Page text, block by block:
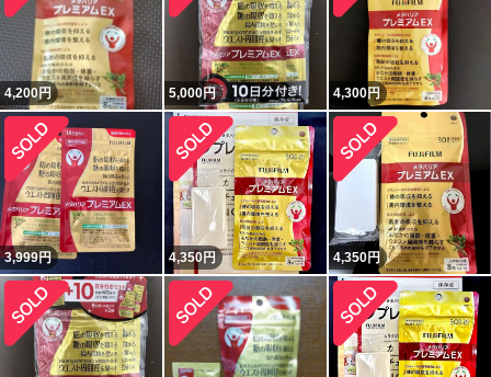
4,200円 5,000円 4,300円
3,999円 4,350円 4,350円